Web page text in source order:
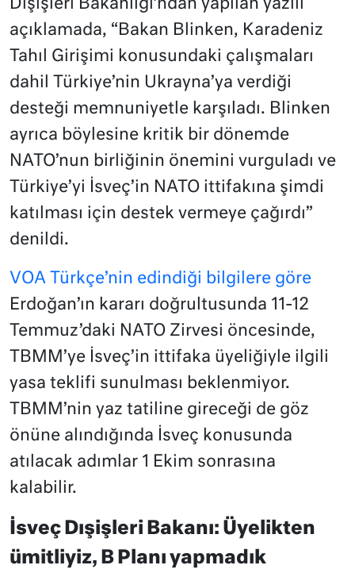
Dışişleri Bakanlığı’ndan yapılan yazılı
açıklamada, “Bakan Blinken, Karadeniz
Tahıl Girişimi konusundaki çalışmaları
dahil Türkiye’nin Ukrayna’ya verdiği
desteği memnuniyetle karşıladı. Blinken
ayrıca böylesine kritik bir dönemde
NATO’nun birliğinin önemini vurguladı ve
Türkiye’yi İsveç’in NATO ittifakına şimdi
katılması için destek vermeye çağırdı”
denildi.
VOA Türkçe’nin edindiği bilgilere göre
Erdoğan’ın kararı doğrultusunda 11-12
Temmuz’daki NATO Zirvesi öncesinde,
TBMM’ye İsveç’in ittifaka üyeliğiyle ilgili
yasa teklifi sunulması beklenmiyor.
TBMM’nin yaz tatiline gireceği de göz
önüne alındığında İsveç konusunda
atılacak adımlar 1 Ekim sonrasına
kalabilir.
İsveç Dışişleri Bakanı: Üyelikten
ümitliyiz, B Planı yapmadık